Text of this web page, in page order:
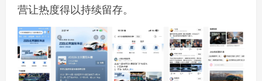
营让热度得以持续留存。